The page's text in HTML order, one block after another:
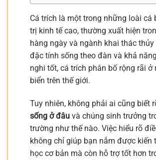
Cá trích là một trong những loài cá
trị kinh tế cao, thường xuất hiện
hàng ngày và ngành khai thác thủy
đặc tính sống theo đàn và khả
nghi tốt, cá trích phân bố rộng rãi ở
biển trên thế giới.
Tuy nhiên, không phải ai cũng biết
sống ở đâu và chúng sinh trưởng
trường như thế nào. Việc hiểu rõ
không chỉ giúp bạn nắm được kiến
học cơ bản mà còn hỗ trợ tốt hơn